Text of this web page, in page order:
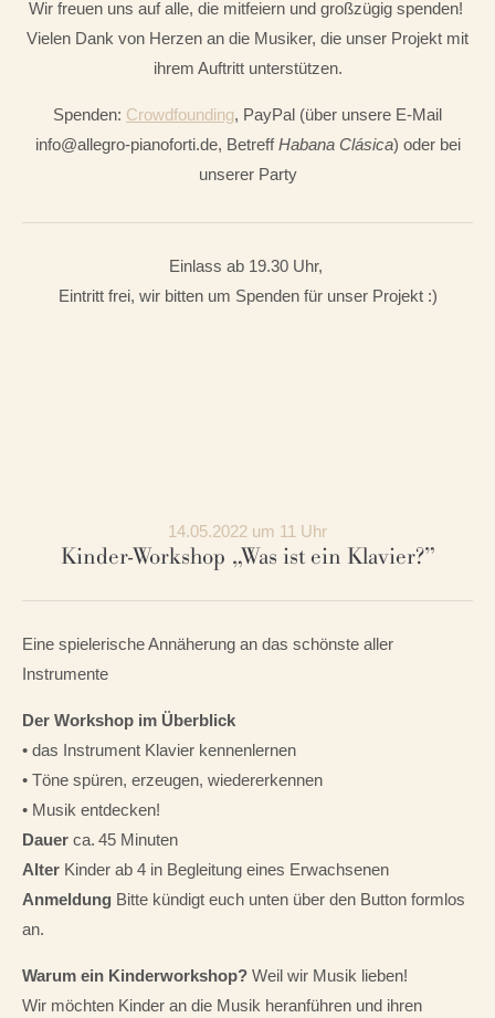
Wir freuen uns auf alle, die mitfeiern und großzügig spenden!
Vielen Dank von Herzen an die Musiker, die unser Projekt mit
ihrem Auftritt unterstützen.
Spenden: Crowdfounding, PayPal (über unsere E-Mail
info@allegro-pianoforti.de, BetreffHabana Clásica) oder bei
unserer Party
Einlass ab 19.30 Uhr,
Eintritt frei, wir bitten um Spenden für unser Projekt :)
14.05.2022 um 11 Uhr
Kinder-Workshop „Was ist ein Klavier?”
Eine spielerische Annäherung an das schönste aller
Instrumente
Der Workshop im Überblick
• das Instrument Klavier kennenlernen
• Töne spüren, erzeugen, wiedererkennen
• Musik entdecken!
Dauer ca. 45 Minuten
Alter Kinder ab 4 in Begleitung eines Erwachsenen
Anmeldung Bitte kündigt euch unten über den Button formlos
an.
Warum ein Kinderworkshop? Weil wir Musik lieben!
Wir möchten Kinder an die Musik heranführen und ihren